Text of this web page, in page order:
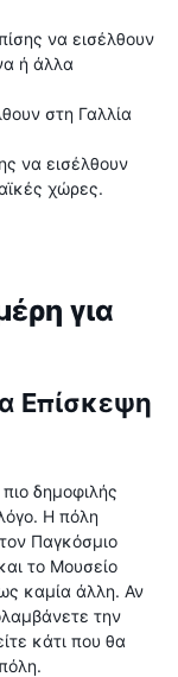
να εισέλθουν
ή άλλα
στη Γαλλία
να εισέλθουν
χώρες.
για
Επίσκεψη
δημοφιλής
Η πόλη
Παγκόσμιο
το Μουσείο
καμία άλλη. Αν
την
κάτι που θα